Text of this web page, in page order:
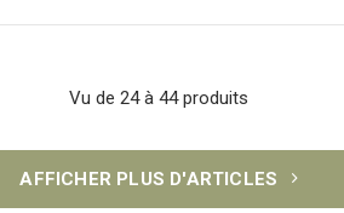
Vu de 24 à 44 produits
AFFICHER PLUS D'ARTICLES